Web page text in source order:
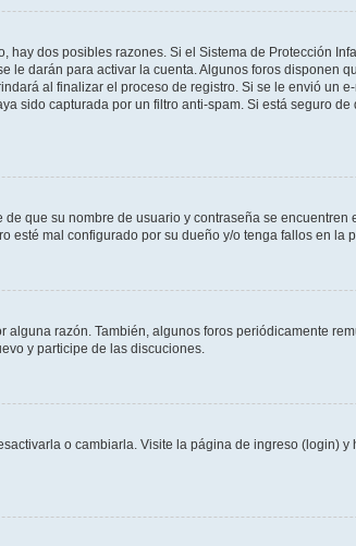
hay dos posibles razones. Si el Sistema de Protección
le darán para activar la cuenta. Algunos foros disponen
al finalizar el proceso de registro. Si se le envió un
sido capturada por un filtro anti-spam. Si está seguro
que su nombre de usuario y contraseña se
mal configurado por su dueño y/o tenga fallos en la
razón. También, algunos foros periódicamente
y participe de las discuciones.
o cambiarla. Visite la página de ingreso (login) y